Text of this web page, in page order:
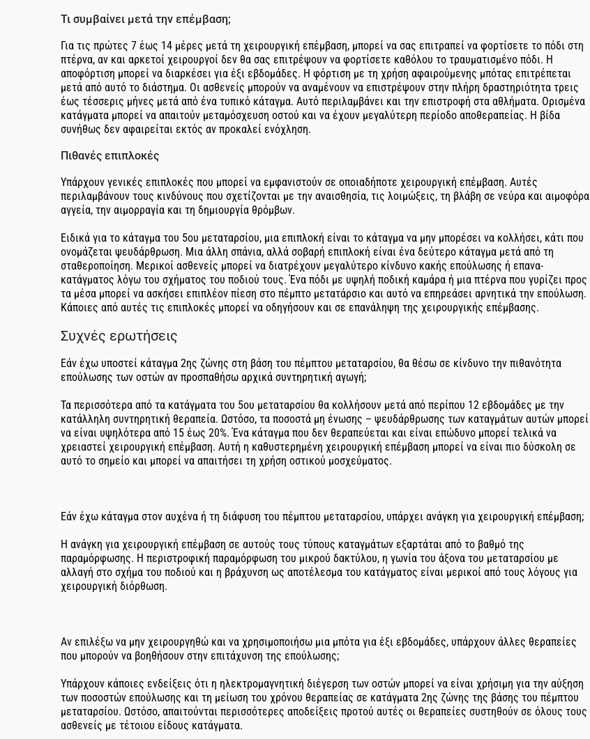
Τι συμβαίνει μετά την επέμβαση;
Για τις πρώτες 7 έως 14 μέρες μετά τη χειρουργική επέμβαση, μπορεί να σας επιτραπεί να φορτίσετε το πόδι στη
πτέρνα, αν και αρκετοί χειρουργοί δεν θα σας επιτρέψουν να φορτίσετε καθόλου το τραυματισμένο πόδι. Η
αποφόρτιση μπορεί να διαρκέσει για έξι εβδομάδες. Η φόρτιση με τη χρήση αφαιρούμενης μπότας επιτρέπεται
μετά από αυτό το διάστημα. Οι ασθενείς μπορούν να αναμένουν να επιστρέψουν στην πλήρη δραστηριότητα τρεις
έως τέσσερις μήνες μετά από ένα τυπικό κάταγμα. Αυτό περιλαμβάνει και την επιστροφή στα αθλήματα. Ορισμένα
κατάγματα μπορεί να απαιτούν μεταμόσχευση οστού και να έχουν μεγαλύτερη περίοδο αποθεραπείας. Η βίδα
συνήθως δεν αφαιρείται εκτός αν προκαλεί ενόχληση.
Πιθανές επιπλοκές
Υπάρχουν γενικές επιπλοκές που μπορεί να εμφανιστούν σε οποιαδήποτε χειρουργική επέμβαση. Αυτές
περιλαμβάνουν τους κινδύνους που σχετίζονται με την αναισθησία, τις λοιμώξεις, τη βλάβη σε νεύρα και αιμοφόρα
αγγεία, την αιμορραγία και τη δημιουργία θρόμβων.
Ειδικά για το κάταγμα του 5ου μεταταρσίου, μια επιπλοκή είναι το κάταγμα να μην μπορέσει να κολλήσει, κάτι που
ονομάζεται ψευδάρθρωση. Μια άλλη σπάνια, αλλά σοβαρή επιπλοκή είναι ένα δεύτερο κάταγμα μετά από τη
σταθεροποίηση. Μερικοί ασθενείς μπορεί να διατρέχουν μεγαλύτερο κίνδυνο κακής επούλωσης ή επανα-
κατάγματος λόγω του σχήματος του ποδιού τους. Ένα πόδι με υψηλή ποδική καμάρα ή μια πτέρνα που γυρίζει προς
τα μέσα μπορεί να ασκήσει επιπλέον πίεση στο πέμπτο μετατάρσιο και αυτό να επηρεάσει αρνητικά την επούλωση.
Κάποιες από αυτές τις επιπλοκές μπορεί να οδηγήσουν και σε επανάληψη της χειρουργικής επέμβασης.
Συχνές ερωτήσεις
Εάν έχω υποστεί κάταγμα 2ης ζώνης στη βάση του πέμπτου μεταταρσίου, θα θέσω σε κίνδυνο την πιθανότητα
επούλωσης των οστών αν προσπαθήσω αρχικά συντηρητική αγωγή;
Τα περισσότερα από τα κατάγματα του 5ου μεταταρσίου θα κολλήσουν μετά από περίπου 12 εβδομάδες με την
κατάλληλη συντηρητική θεραπεία. Ωστόσο, τα ποσοστά μη ένωσης – ψευδάρθρωσης των καταγμάτων αυτών μπορεί
να είναι υψηλότερα από 15 έως 20%. Ένα κάταγμα που δεν θεραπεύεται και είναι επώδυνο μπορεί τελικά να
χρειαστεί χειρουργική επέμβαση. Αυτή η καθυστερημένη χειρουργική επέμβαση μπορεί να είναι πιο δύσκολη σε
αυτό το σημείο και μπορεί να απαιτήσει τη χρήση οστικού μοσχεύματος.
Εάν έχω κάταγμα στον αυχένα ή τη διάφυση του πέμπτου μεταταρσίου, υπάρχει ανάγκη για χειρουργική επέμβαση;
Η ανάγκη για χειρουργική επέμβαση σε αυτούς τους τύπους καταγμάτων εξαρτάται από το βαθμό της
παραμόρφωσης. Η περιστροφική παραμόρφωση του μικρού δακτύλου, η γωνία του άξονα του μεταταρσίου με
αλλαγή στο σχήμα του ποδιού και η βράχυνση ως αποτέλεσμα του κατάγματος είναι μερικοί από τους λόγους για
χειρουργική διόρθωση.
Αν επιλέξω να μην χειρουργηθώ και να χρησιμοποιήσω μια μπότα για έξι εβδομάδες, υπάρχουν άλλες θεραπείες
που μπορούν να βοηθήσουν στην επιτάχυνση της επούλωσης;
Υπάρχουν κάποιες ενδείξεις ότι η ηλεκτρομαγνητική διέγερση των οστών μπορεί να είναι χρήσιμη για την αύξηση
των ποσοστών επούλωσης και τη μείωση του χρόνου θεραπείας σε κατάγματα 2ης ζώνης της βάσης του πέμπτου
μεταταρσίου. Ωστόσο, απαιτούνται περισσότερες αποδείξεις προτού αυτές οι θεραπείες συστηθούν σε όλους τους
ασθενείς με τέτοιου είδους κατάγματα.